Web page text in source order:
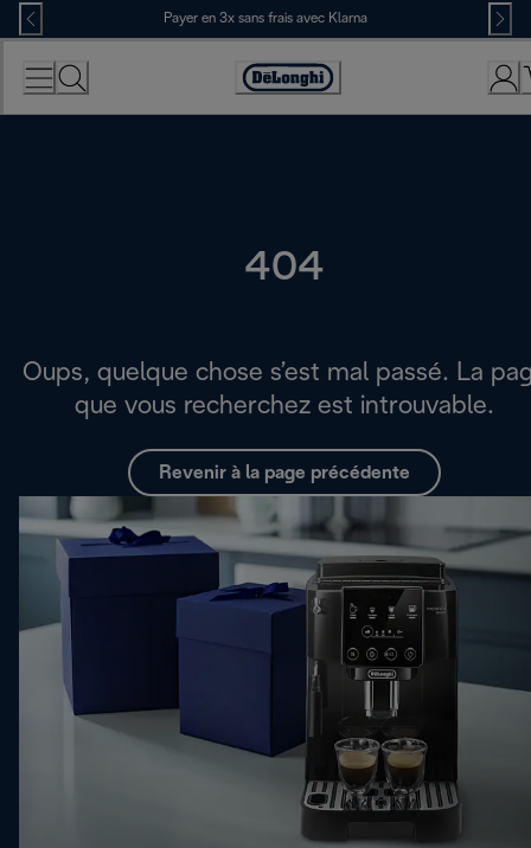
Skip
to
Content
Payer en 3x sans frais avec Klarna
Déclaration
d'accessibilité
404
Oups, quelque chose s’est mal passé. La
que vous recherchez est introuvable.
Revenir à la page précédente